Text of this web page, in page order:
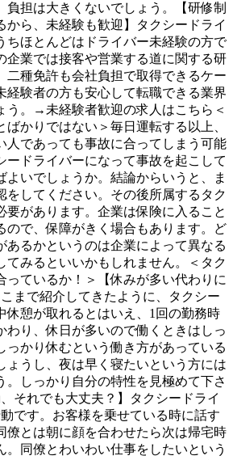
負担は大きくないでしょう。【研修制
から、未経験も歓迎】タクシードライ
ちほとんどはドライバー未経験の方で
企業では接客や営業する道に関する研
二種免許も会社負担で取得できるケー
経験者の方も安心して転職できる業界
う。→未経験者歓迎の求人はこちら＜
かりではない＞毎日運転する以上、
人であっても事故に合ってしまう可能
ードライバーになって事故を起こして
よいでしょうか。結論からいうと、ま
をしてください。その後所属するタク
要があります。企業は保険に入ること
ので、保障がきく場合もあります。ど
あるかというのは企業によって異なる
てみるといいかもしれません。＜タク
っているか！＞【休みが多い代わりに
まで紹介してきたように、タクシー
休憩が取れるとはいえ、1回の勤務時
わり、休日が多いので働くときはしっ
っかり休むという働き方があっている
ょうし、夜は早く寝たいという方には
。しっかり自分の特性を見極めて下さ
それでも大丈夫？】タクシードライ
です。お客様を乗せている時に話す
僚とは朝に顔を合わせたら次は帰宅時
。同僚とわいわい仕事をしたいという